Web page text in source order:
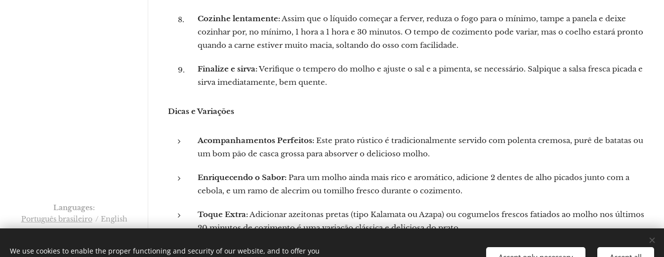
Cozinhe lentamente:Assim que o líquido começar a ferver, reduza o fogo para o mínimo, tampe a panela e deixe
cozinhar por, no mínimo, 1 hora a 1 hora e 30 minutos. O tempo de cozimento pode variar, mas o coelho estará pronto
quando a carne estiver muito macia, soltando do osso com facilidade.
Finalize e sirva:Verifique o tempero do molho e ajuste o sal e a pimenta, se necessário. Salpique a salsa fresca picada e
sirva imediatamente, bem quente.
Dicas e Variações
Acompanhamentos Perfeitos: Este prato rústico é tradicionalmente servido com polenta cremosa, purê de batatas ou
um bom pão de casca grossa para absorver o delicioso molho.
Enriquecendo o Sabor: Para um molho ainda mais rico e aromático, adicione 2 dentes de alho picados junto com a
cebola, e um ramo de alecrim ou tomilho fresco durante o cozimento.
Toque Extra:Adicionar azeitonas pretas (tipo Kalamata ou Azapa) ou cogumelos frescos fatiados ao molho nos últimos
20 minutos de cozimento é uma variação clássica e deliciosa do prato.
Instagram:
Languages
Português brasileiro
English
We use cookies to enable the proper functioning and security of our website, and to offer you